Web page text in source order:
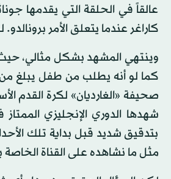
عالقاً في الحلقة التي يقدمها
كاراغر عندما يتعلق الأمر
وينتهي المشهد بشكل مثالي،
كما لو أنه يطلب من طفل يبلغ من
صحيفة «الغارديان» لكرة القدم
شهدها الدوري الإنجليزي
بتدقيق شديد قبل بداية تلك
مثل ما نشاهده على القناة الخاصة